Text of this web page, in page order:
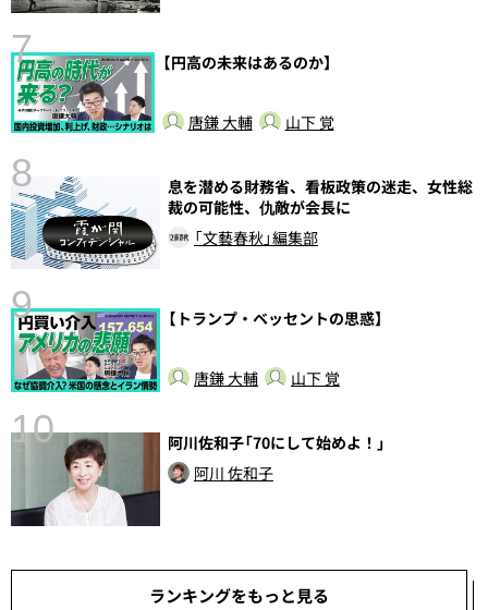
7 【円高の未来はあるのか】
唐鎌 大輔 山下 覚
8
息を潜める財務省、看板政策の迷走、女性総
裁の可能性、仇敵が会長に
「文藝春秋」編集部
9 【トランプ・ベッセントの思惑】
唐鎌 大輔 山下 覚
10
阿川佐和子「70にして始めよ！」
阿川 佐和子
ランキングをもっと見る